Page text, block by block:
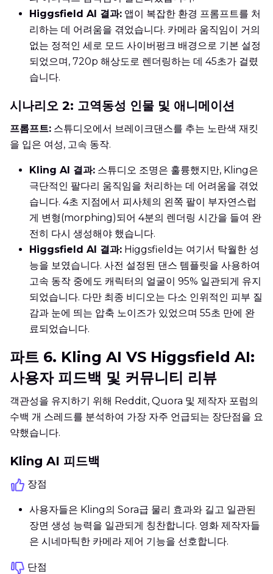
Higgsfield AI 결과: 앱이 복잡한 환경 프롬프트를 처
리하는 데 어려움을 겪었습니다. 카메라 움직임이 거의
없는 정적인 세로 모드 사이버펑크 배경으로 기본 설정
되었으며, 720p 해상도로 렌더링하는 데 45초가 걸렸
습니다.
시나리오 2: 고역동성 인물 및 애니메이션
프롬프트: 스튜디오에서 브레이크댄스를 추는 노란색 재킷
을 입은 여성, 고속 동작.
Kling AI 결과: 스튜디오 조명은 훌륭했지만, Kling은
극단적인 팔다리 움직임을 처리하는 데 어려움을 겪었
습니다. 4초 지점에서 피사체의 왼쪽 팔이 부자연스럽
게 변형(morphing)되어 4분의 렌더링 시간을 들여 완
전히 다시 생성해야 했습니다.
Higgsfield AI 결과: Higgsfield는 여기서 탁월한 성
능을 보였습니다. 사전 설정된 댄스 템플릿을 사용하여
고속 동작 중에도 캐릭터의 얼굴이 95% 일관되게 유지
되었습니다. 다만 최종 비디오는 다소 인위적인 피부 질
감과 눈에 띄는 압축 노이즈가 있었으며 55초 만에 완
료되었습니다.
파트 6. Kling AI VS Higgsfield AI:
사용자 피드백 및 커뮤니티 리뷰
객관성을 유지하기 위해 Reddit, Quora 및 제작자 포럼의
수백 개 스레드를 분석하여 가장 자주 언급되는 장단점을 요
약했습니다.
Kling AI 피드백
장점
사용자들은 Kling의 Sora급 물리 효과와 길고 일관된
장면 생성 능력을 일관되게 칭찬합니다. 영화 제작자들
은 시네마틱한 카메라 제어 기능을 선호합니다.
단점